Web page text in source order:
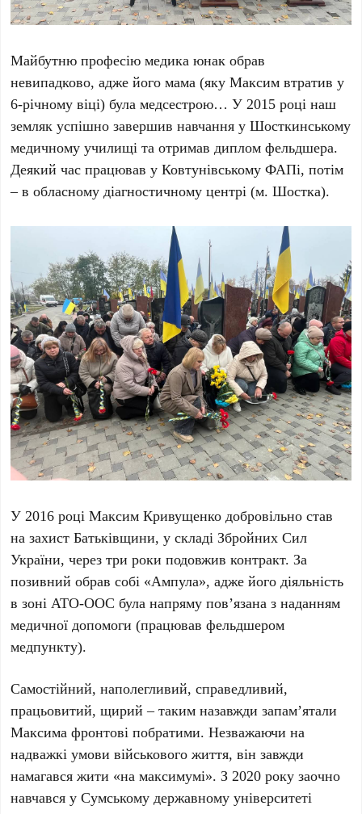
Майбутню професію медика юнак обрав
невипадково, адже його мама (яку Максим втратив у
6-річному віці) була медсестрою… У 2015 році наш
земляк успішно завершив навчання у Шосткинському
медичному училищі та отримав диплом фельдшера.
Деякий час працював у Ковтунівському ФАПі, потім
– в обласному діагностичному центрі (м. Шостка).
У 2016 році Максим Кривущенко добровільно став
на захист Батьківщини, у складі Збройних Сил
України, через три роки подовжив контракт. За
позивний обрав собі «Ампула», адже його діяльність
в зоні АТО-ООС була напряму пов’язана з наданням
медичної допомоги (працював фельдшером
медпункту).
Самостійний, наполегливий, справедливий,
працьовитий, щирий – таким назавжди запам’ятали
Максима фронтові побратими. Незважаючи на
надважкі умови військового життя, він завжди
намагався жити «на максимумі». З 2020 року заочно
навчався у Сумському державному університеті